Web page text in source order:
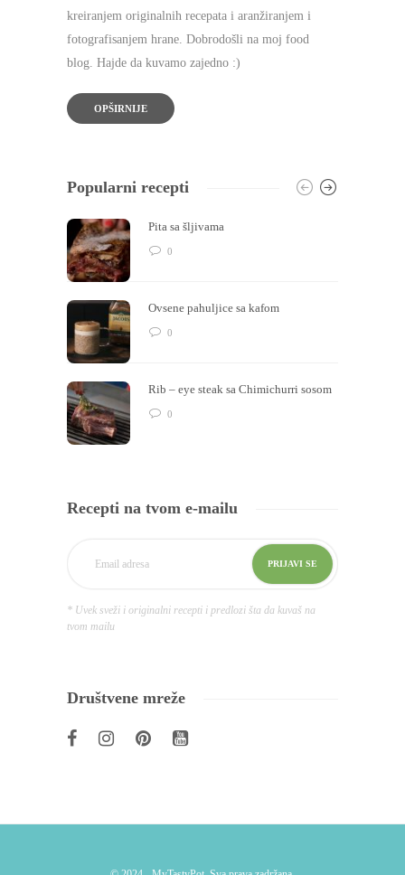
kreiranjem originalnih recepata i aranžiranjem i
fotografisanjem hrane. Dobrodošli na moj food
blog. Hajde da kuvamo zajedno :)
OPŠIRNIJE
Popularni recepti
Pita sa šljivama
0
Ovsene pahuljice sa kafom
0
Rib – eye steak sa Chimichurri sosom
0
Recepti na tvom e-mailu
* Uvek sveži i originalni recepti i predlozi šta da kuvaš na
tvom mailu
Društvene mreže